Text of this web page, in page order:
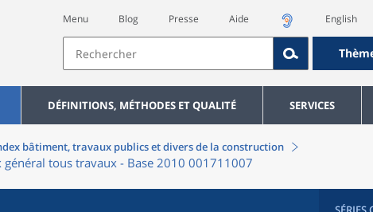
Menu Blog Presse Aide English
DÉFINITIONS, MÉTHODES ET QUALITÉ SERVICES
bâtiment, travaux publics et divers de la construction
général tous travaux - Base 2010 001711007